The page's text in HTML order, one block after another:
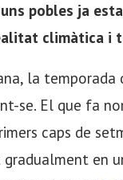
pobles ja
climàtica i
la temporada
se. El que fa
caps de
gradualment en